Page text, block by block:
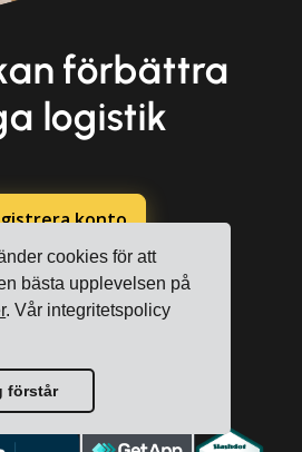
cookies för att
bästa upplevelsen på
. Vår integritetspolicy
förstår
förbättra
logistik
konto
gratis konsultation